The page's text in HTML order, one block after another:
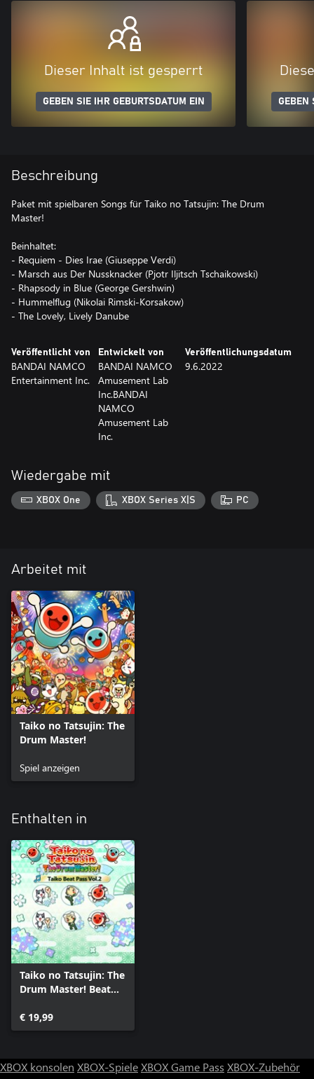
Dieser Inhalt ist gesperrt
GEBEN SIE IHR GEBURTSDATUM EIN GEBEN
Beschreibung
Paket mit spielbaren Songs für Taiko no Tatsujin: The Drum
Master!
Beinhaltet:
- Requiem - Dies Irae (Giuseppe Verdi)
- Marsch aus Der Nussknacker (Pjotr Iljitsch Tschaikowski)
- Rhapsody in Blue (George Gershwin)
- Hummelflug (Nikolai Rimski-Korsakow)
- The Lovely, Lively Danube
Veröffentlicht von
BANDAI NAMCO
Entertainment Inc.
Entwickelt von
BANDAI NAMCO
Amusement Lab
Inc.BANDAI
NAMCO
Amusement Lab
Inc.
Veröffentlichungsdatum
9.6.2022
Wiedergabe mit
XBOX One XBOX Series X|S PC
Arbeitet mit
Taiko no Tatsujin: The
Drum Master!
Spiel anzeigen
Enthalten in
Taiko no Tatsujin: The
Drum Master! Beat
€ 19,99
XBOX konsolen XBOX-SpieleXBOX Game Pass XBOX-Zubehör